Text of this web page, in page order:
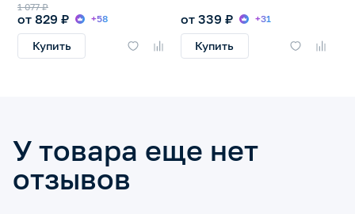
от 829 ₽
1 077 ₽
+58
Купить
от 339 ₽ +31
Купить
У товара еще нет
отзывов